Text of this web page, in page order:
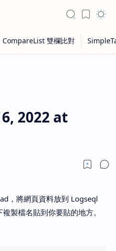
2022 at
，將網頁資料放到 Logseql
製檔名貼到你要貼的地方。